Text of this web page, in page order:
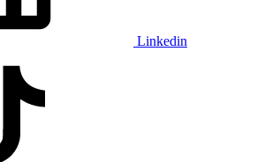
Linkedin